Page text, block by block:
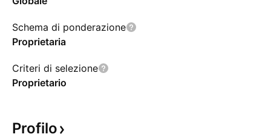
Schema di ponderazione
Proprietaria
Criteri di selezione
Proprietario
Profilo